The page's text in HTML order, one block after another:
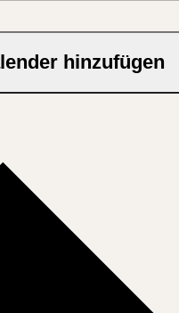
hinzufügen